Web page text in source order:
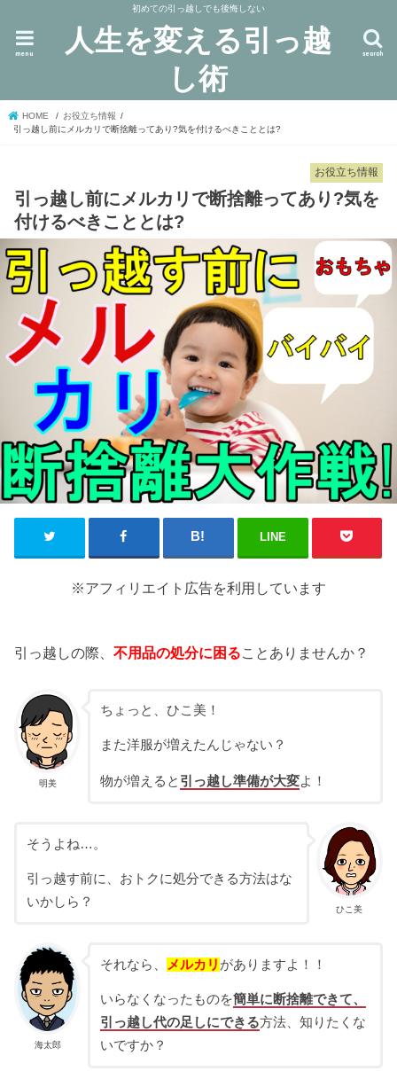
初めての引っ越しでも後悔しない
人生を変える引っ越
し術
search
menu
HOME
お役立ち情報
引っ越し前にメルカリで断捨離ってあり?気を付けるべきこととは?
お役立ち情報
引っ越し前にメルカリで断捨離ってあり?気を
付けるべきこととは?
LINE
※アフィリエイト広告を利用しています
引っ越しの際、不用品の処分に困ることありませんか？
明美
ちょっと、ひこ美！
また洋服が増えたんじゃない？
物が増えると 引っ越し準備が大変よ！
ひこ美
そうよね…。
引っ越す前に、おトクに処分できる方法はな
いかしら？
海太郎
それなら、 メルカリ がありますよ！！
いらなくなったものを簡単に断捨離できて、
引っ越し代の足しにできる方法、知りたくな
いですか？